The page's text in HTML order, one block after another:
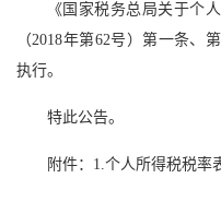
《国家税务总局关于个
（2018年第62号）第一条、
执行。
特此公告。
附件：1.个人所得税税率